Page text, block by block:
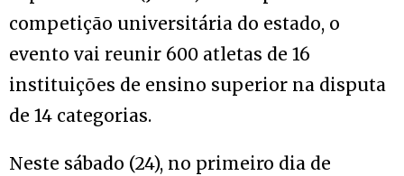
competição universitária do estado, o
evento vai reunir 600 atletas de 16
instituições de ensino superior na disputa
de 14 categorias.
Neste sábado (24), no primeiro dia de